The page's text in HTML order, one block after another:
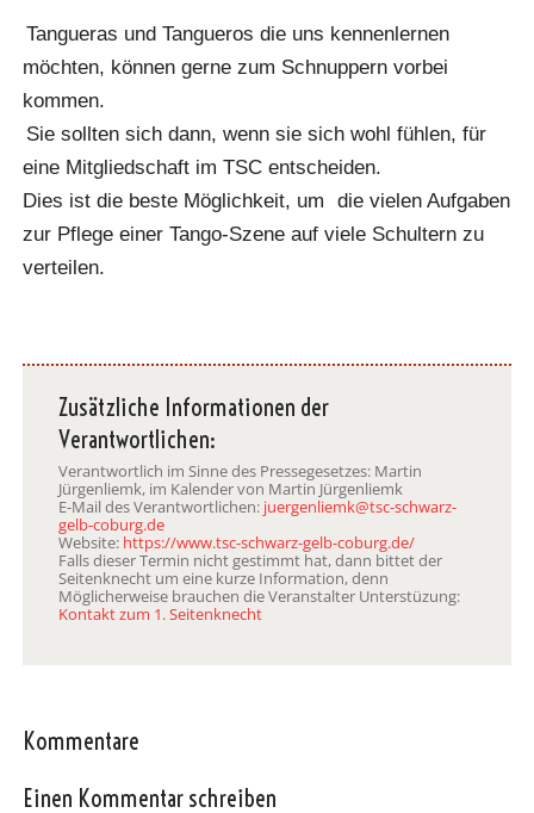
Tangueras und Tangueros die uns kennenlernen
möchten, können gerne zum Schnuppern vorbei
kommen.
Sie sollten sich dann, wenn sie sich wohl fühlen, für
eine Mitgliedschaft im TSC entscheiden.
Dies ist die beste Möglichkeit, um
die vielen Aufgaben
zur Pflege einer Tango-Szene auf viele Schultern zu
verteilen.
Zusätzliche Informationen der
Verantwortlichen:
Verantwortlich im Sinne des Pressegesetzes: Martin
Jürgenliemk, im Kalender von Martin Jürgenliemk
E-Mail des Verantwortlichen: juergenliemk@tsc-schwarz-
gelb-coburg.de
Website: https://www.tsc-schwarz-gelb-coburg.de/
Falls dieser Termin nicht gestimmt hat, dann bittet der
Seitenknecht um eine kurze Information, denn
Möglicherweise brauchen die Veranstalter Unterstüzung:
Kontakt zum 1. Seitenknecht
Kommentare
Einen Kommentar schreiben